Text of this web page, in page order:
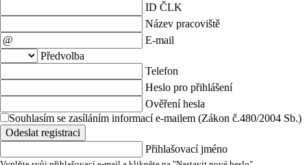
ID ČLK
Název pracoviště
E-mail
Předvolba
Telefon
Heslo pro přihlášení
Ověření hesla
Souhlasím se zasíláním informací e-mailem (Zákon č.480/2004 Sb.)
Odeslat registraci
Přihlašovací jméno